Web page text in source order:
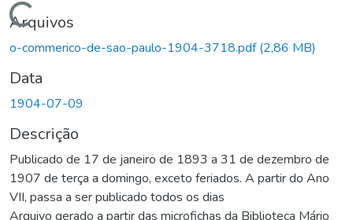
Carregando...
Arquivos
o-commerico-de-sao-paulo-1904-3718.pdf(2,86 MB)
Data
1904-07-09
Descrição
Publicado de 17 de janeiro de 1893 a 31 de dezembro de
1907 de terça a domingo, exceto feriados. A partir do Ano
VII, passa a ser publicado todos os dias
Arquivo gerado a partir das microfichas da Biblioteca Mário